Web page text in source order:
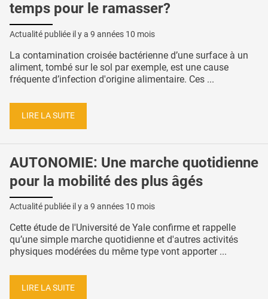
temps pour le ramasser?
Actualité publiée il y a 9 années 10 mois
La contamination croisée bactérienne d’une surface à un
aliment, tombé sur le sol par exemple, est une cause
fréquente d’infection d'origine alimentaire. Ces ...
LIRE LA SUITE
AUTONOMIE: Une marche quotidienne
pour la mobilité des plus âgés
Actualité publiée il y a 9 années 10 mois
Cette étude de l'Université de Yale confirme et rappelle
qu’une simple marche quotidienne et d'autres activités
physiques modérées du même type vont apporter ...
LIRE LA SUITE